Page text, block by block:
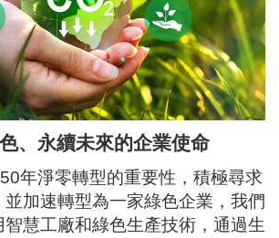
、永續未來的企業使命
年淨零轉型的重要性，積極尋求
加速轉型為一家綠色企業，我們
慧工廠和綠色生產技術，通過生